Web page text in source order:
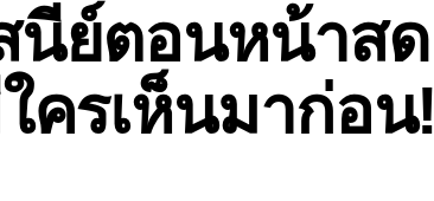
นีย์ตอนหน้าสด
ครเห็นมาก่อน!